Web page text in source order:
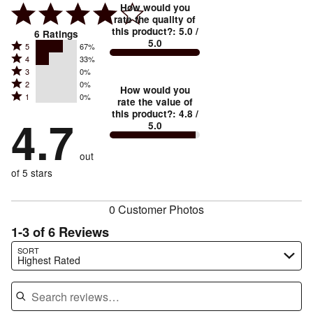
6 Ratings
Rated
5
stars
by
reviewers
5 67%
Rated
4
stars
by
of
reviewers
4 33%
Rated
3
stars
0%
of
reviewers
3 0%
Rated
2
by
0%
reviewers
2 0%
Rated
stars
by
0%
of
1 0%
4.7 out
of 5 stars
How would you
rate the quality of
this product?: 5.0 /
5.0
How would you
rate the value of
this product?: 4.8 /
5.0
0 Customer Photos
1-3 of 6 Reviews
SORT
Highest Rated
Search reviews…